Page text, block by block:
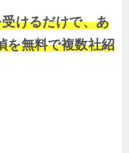
けるだけで、あ
を無料で複数社紹